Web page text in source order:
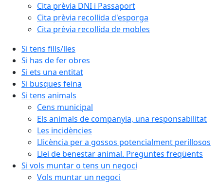
Cita prèvia DNI i Passaport
Cita prèvia recollida d'esporga
Cita prèvia recollida de mobles
Si tens fills/lles
Si has de fer obres
Si ets una entitat
Si busques feina
Si tens animals
Cens municipal
Els animals de companyia, una responsabilitat
Les incidències
Llicència per a gossos potencialment perillosos
Llei de benestar animal. Preguntes freqüents
Si vols muntar o tens un negoci
Vols muntar un negoci